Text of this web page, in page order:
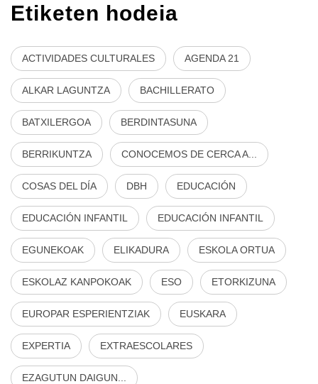
Etiketen hodeia
ACTIVIDADES CULTURALES AGENDA 21
ALKAR LAGUNTZA BACHILLERATO
BATXILERGOA BERDINTASUNA
BERRIKUNTZA CONOCEMOS DE CERCA A...
COSAS DEL DÍA DBH EDUCACIÓN
EDUCACIÓN INFANTIL EDUCACIÓN INFANTIL
EGUNEKOAK ELIKADURA ESKOLA ORTUA
ESKOLAZ KANPOKOAK ESO ETORKIZUNA
EUROPAR ESPERIENTZIAK EUSKARA
EXPERTIA EXTRAESCOLARES
EZAGUTUN DAIGUN...